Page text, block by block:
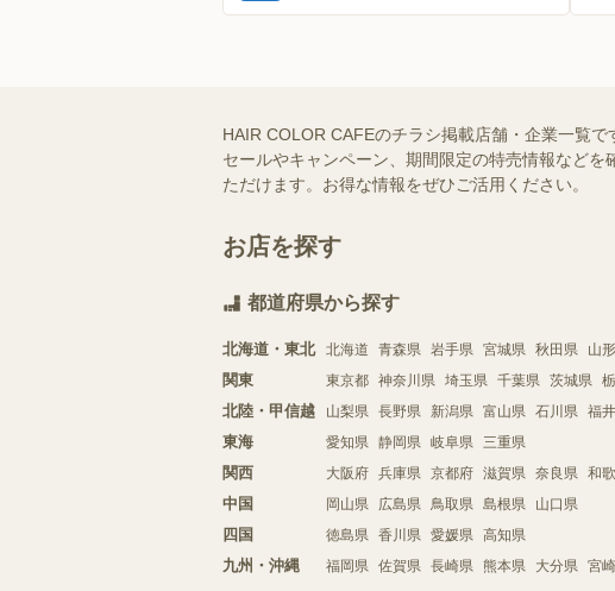
HAIR COLOR CAFEのチラシ掲載店舗・企業一覧
セールやキャンペーン、期間限定の特売情報など
ただけます。お得な情報をぜひご活用ください。
お店を探す
都道府県から探す
北海道・東北 北海道 青森県 岩手県 宮城県 秋田県 山
関東 東京都 神奈川県 埼玉県 千葉県 茨城県
北陸・甲信越 山梨県 長野県 新潟県 富山県 石川県 福
東海 愛知県 静岡県 岐阜県 三重県
関西 大阪府 兵庫県 京都府 滋賀県 奈良県 和
中国 岡山県 広島県 鳥取県 島根県 山口県
四国 徳島県 香川県 愛媛県 高知県
九州・沖縄 福岡県 佐賀県 長崎県 熊本県 大分県 宮